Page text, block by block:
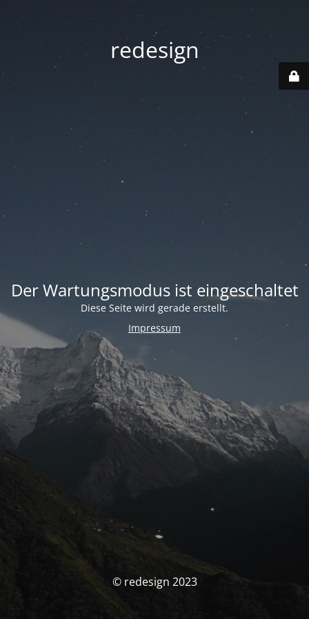
redesign
Der Wartungsmodus ist eingeschaltet
Diese Seite wird gerade erstellt.
Impressum
© redesign 2023